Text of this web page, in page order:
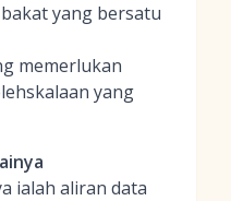
yang bersatu
memerlukan
yang
ialah aliran data